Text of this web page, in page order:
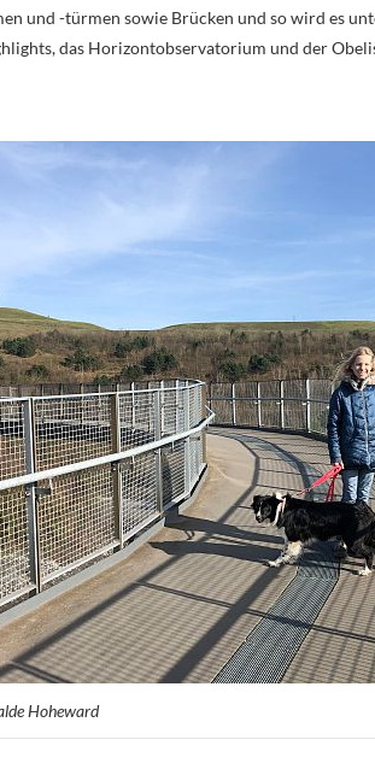
und -türmen sowie Brücken und so wird es
das Horizontobservatorium und der
Hoheward